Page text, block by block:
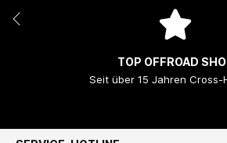
TOP OFFROAD
Seit über 15 Jahren Cross-